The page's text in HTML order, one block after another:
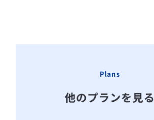
Plans
他のプランを見る